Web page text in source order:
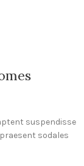
suspendisse
sodales